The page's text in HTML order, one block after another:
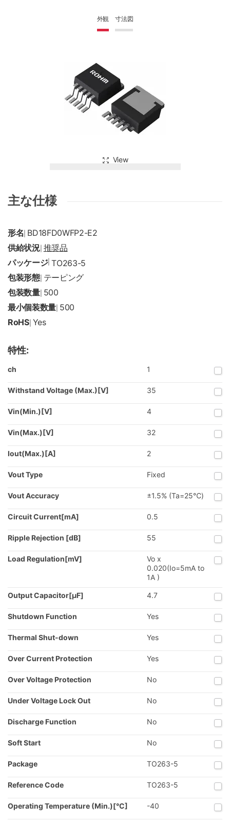
外観 寸法図
View
主な仕様
形名 BD18FD0WFP2-E2
供給状況| 推奨品
パッケージ|TO263-5
包装形態| テーピング
包装数量| 500
最小個装数量 500
RoHS| Yes
特性:
ch 1
Withstand Voltage (Max.)[V] 35
Vin(Min.)[V] 4
Vin(Max.)[V] 32
Iout(Max.)[A] 2
Vout Type Fixed
Vout Accuracy ±1.5% (Ta=25℃)
Circuit Current[mA] 0.5
Ripple Rejection [dB] 55
Load Regulation[mV]
Vo x
0.020(Io=5mA to
1A )
Output Capacitor[µF] 4.7
Shutdown Function Yes
Thermal Shut-down Yes
Over Current Protection Yes
Over Voltage Protection No
Under Voltage Lock Out No
Discharge Function No
Soft Start No
Package TO263-5
Reference Code TO263-5
Operating Temperature (Min.)[°C] -40